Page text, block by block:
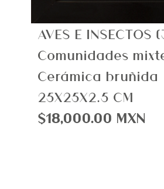
AVES E INSECTOS
Comunidades
Cerámica bruñida
25X25X2.5 CM
$18,000.00 MXN